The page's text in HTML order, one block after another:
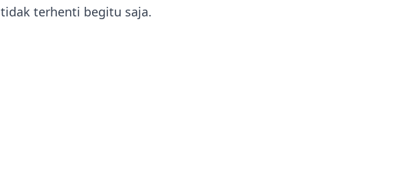
terhenti begitu saja.